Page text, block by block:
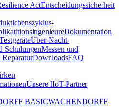
ActEntscheidungssicherheit
Dokumentation
TestgeräteÜber-Nacht-
SchulungenMessen und
ReparaturDownloadsFAQ
Unsere IIoT-Partner
BASICWACHENDORFF